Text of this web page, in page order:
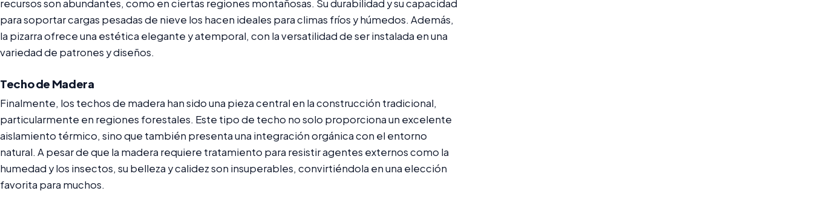
recursos son abundantes, como en ciertas regiones montañosas. Su durabilidad y su capacidad
para soportar cargas pesadas de nieve los hacen ideales para climas fríos y húmedos. Además,
la pizarra ofrece una estética elegante y atemporal, con la versatilidad de ser instalada en una
variedad de patrones y diseños.
Techo de Madera
Finalmente, los techos de madera han sido una pieza central en la construcción tradicional,
particularmente en regiones forestales. Este tipo de techo no solo proporciona un excelente
aislamiento térmico, sino que también presenta una integración orgánica con el entorno
natural. A pesar de que la madera requiere tratamiento para resistir agentes externos como la
humedad y los insectos, su belleza y calidez son insuperables, convirtiéndola en una elección
favorita para muchos.